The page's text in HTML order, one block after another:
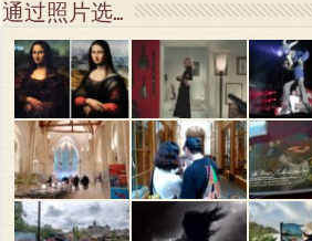
通过照片选…